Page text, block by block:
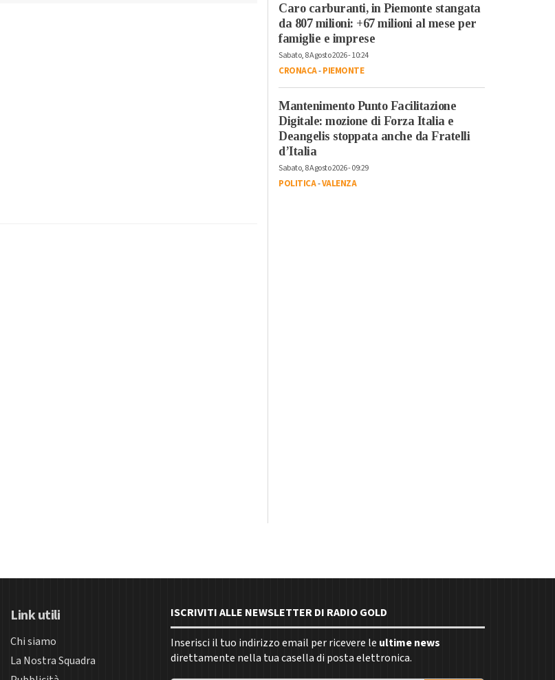
Caro carburanti, in Piemonte stangata
da 807 milioni: +67 milioni al mese per
famiglie e imprese
Sabato, 8 Agosto 2026 - 10:24
CRONACA-PIEMONTE
Mantenimento Punto Facilitazione
Digitale: mozione di Forza Italia e
Deangelis stoppata anche da Fratelli
d’Italia
Sabato, 8 Agosto 2026 - 09:29
POLITICA-VALENZA
Link utili
Chi siamo
La Nostra Squadra
ISCRIVITI ALLE NEWSLETTER DI RADIO GOLD
Inserisci il tuo indirizzo email per ricevere le ultime news
direttamente nella tua casella di posta elettronica.